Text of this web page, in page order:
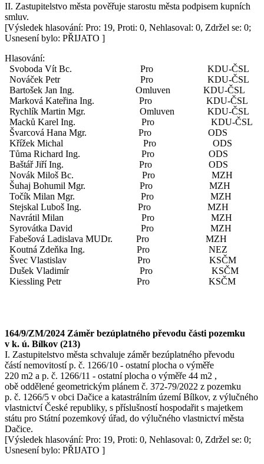
II. Zastupitelstvo města pověřuje starostu města podpisem kupních
smluv.
[Výsledek hlasování: Pro: 19, Proti: 0, Nehlasoval: 0, Zdržel se: 0;
Usnesení bylo: PŘIJATO ]
Hlasování:
Svoboda Vít Bc. Pro KDU-ČSL
Nováček Petr Pro KDU-ČSL
Bartošek Jan Ing. Omluven KDU-ČSL
Marková Kateřina Ing. Pro KDU-ČSL
Rychlík Martin Mgr. Omluven KDU-ČSL
Macků Karel Ing. Pro KDU-ČSL
Švarcová Hana Mgr. Pro ODS
Křížek Michal Pro ODS
Tůma Richard Ing. Pro ODS
Baštář Jiří Ing. Pro ODS
Novák Miloš Bc. Pro MZH
Šuhaj Bohumil Mgr. Pro MZH
Točík Milan Mgr. Pro MZH
Stejskal Luboš Ing. Pro MZH
Navrátil Milan Pro MZH
Syrovátka David Pro MZH
Fabešová Ladislava MUDr. Pro MZH
Koutná Zdeňka Ing. Pro NEZ
Švec Vlastislav Pro KSČM
Dušek Vladimír Pro KSČM
Kiessling Petr Pro KSČM
164/9/ZM/2024 Záměr bezúplatného převodu části pozemku
v k. ú. Bílkov (213)
I. Zastupitelstvo města schvaluje záměr bezúplatného převodu
částí nemovitostí p. č. 1266/10 - ostatní plocha o výměře
220 m2 a p. č. 1266/11 - ostatní plocha o výměře 44 m2 ,
obě oddělené geometrickým plánem č. 372-79/2022 z pozemku
p. č. 1266/5 v obci Dačice a katastrálním území Bílkov, z výlučného
vlastnictví České republiky, s příslušností hospodařit s majetkem
státu pro Státní pozemkový úřad, do výlučného vlastnictví města
Dačice.
[Výsledek hlasování: Pro: 19, Proti: 0, Nehlasoval: 0, Zdržel se: 0;
Usnesení bylo: PŘIJATO ]